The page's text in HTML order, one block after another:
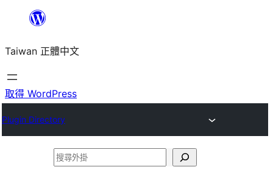
主
要
內
Taiwan 正體中文
取得 WordPress
Plugin Directory
搜